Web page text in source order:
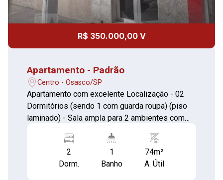
R$ 350.000,00 V
Apartamento - Padrão
Centro - Osasco/SP
Apartamento com excelente Localização - 02
Dormitórios (sendo 1 com guarda roupa) (piso
laminado) - Sala ampla para 2 ambientes com
(piso cerâmica) - Área de serviço c/ quartinho e
lavabo (piso cerâmica) - Banheiro com box e
gabinete (piso cerâmica) Salão de Festas e
2
Dorm.
1
Banho
74m²
A. Útil